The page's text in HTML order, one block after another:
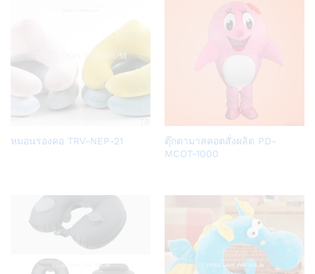
Add
หมอนรองคอ TRV-NEP-21
Add
ตุ๊กตามาสคอตสั่งผลิต PD-
MCOT-1000